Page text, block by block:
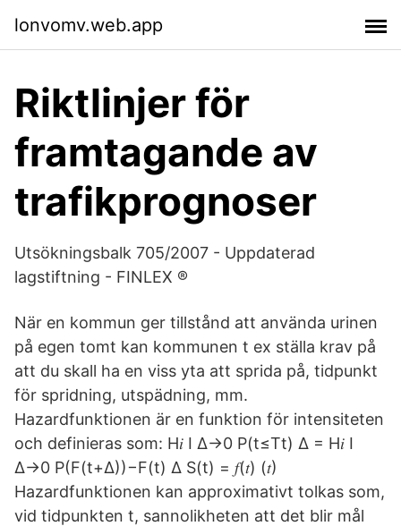
lonvomv.web.app
Riktlinjer för
framtagande av
trafikprognoser
Utsökningsbalk 705/2007 - Uppdaterad
lagstiftning - FINLEX ®
När en kommun ger tillstånd att använda urinen
på egen tomt kan kommunen t ex ställa krav på
att du skall ha en viss yta att sprida på, tidpunkt
för spridning, utspädning, mm.
Hazardfunktionen är en funktion för intensiteten
och definieras som: H𝑖 I ∆→0 P(t≤Tt) ∆ = H𝑖 I
∆→0 P(F(t+Δ))−F(t) Δ S(t) = 𝑓(𝑡) (𝑡)
Hazardfunktionen kan approximativt tolkas som,
vid tidpunkten t, sannolikheten att det blir mål